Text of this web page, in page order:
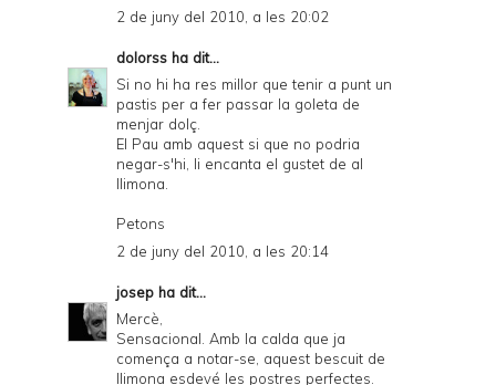
2 de juny del 2010, a les 20:02
dolorss ha dit...
Si no hi ha res millor que tenir a punt un
pastis per a fer passar la goleta de
menjar dolç.
El Pau amb aquest si que no podria
negar-s'hi, li encanta el gustet de al
llimona.
Petons
2 de juny del 2010, a les 20:14
josep ha dit...
Mercè,
Sensacional. Amb la calda que ja
comença a notar-se, aquest bescuit de
llimona esdevé les postres perfectes.